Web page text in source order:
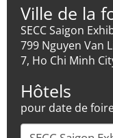
Ville de la
SECC Saigon
799 Nguyen Van
7, Ho Chi Minh
Hôtels
pour date de